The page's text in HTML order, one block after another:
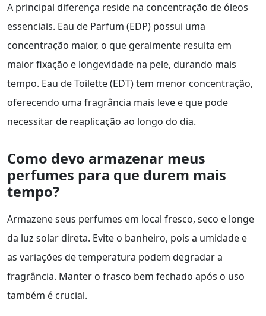
A principal diferença reside na concentração de óleos
essenciais. Eau de Parfum (EDP) possui uma
concentração maior, o que geralmente resulta em
maior fixação e longevidade na pele, durando mais
tempo. Eau de Toilette (EDT) tem menor concentração,
oferecendo uma fragrância mais leve e que pode
necessitar de reaplicação ao longo do dia.
Como devo armazenar meus
perfumes para que durem mais
tempo?
Armazene seus perfumes em local fresco, seco e longe
da luz solar direta. Evite o banheiro, pois a umidade e
as variações de temperatura podem degradar a
fragrância. Manter o frasco bem fechado após o uso
também é crucial.